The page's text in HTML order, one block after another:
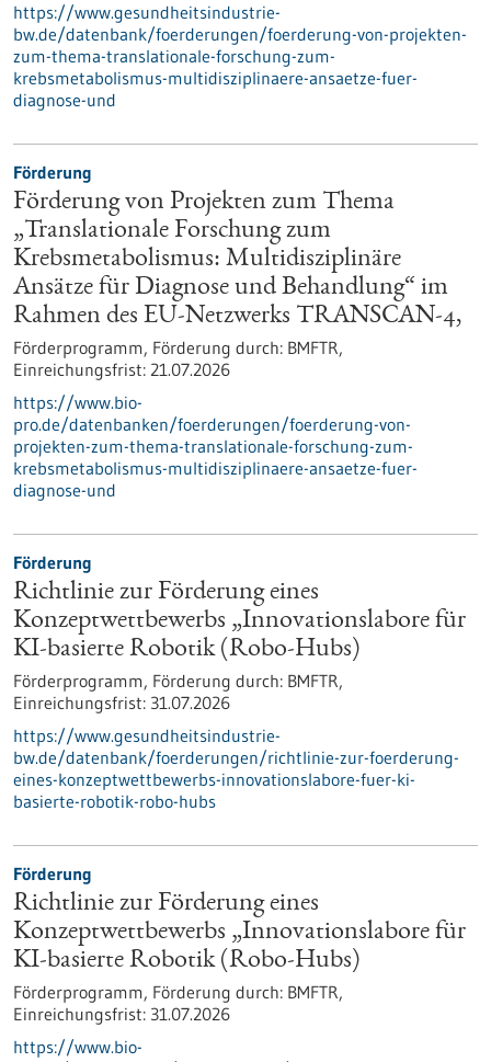
https://www.gesundheitsindustrie-
bw.de/datenbank/foerderungen/foerderung-von-projekten-
zum-thema-translationale-forschung-zum-
krebsmetabolismus-multidisziplinaere-ansaetze-fuer-
diagnose-und
Förderung
Förderung von Projekten zum Thema
„Translationale Forschung zum
Krebsmetabolismus: Multidisziplinäre
Ansätze für Diagnose und Behandlung“ im
Rahmen des EU-Netzwerks TRANSCAN-4,
Förderprogramm, Förderung durch: BMFTR,
Einreichungsfrist: 21.07.2026
https://www.bio-
pro.de/datenbanken/foerderungen/foerderung-von-
projekten-zum-thema-translationale-forschung-zum-
krebsmetabolismus-multidisziplinaere-ansaetze-fuer-
diagnose-und
Förderung
Richtlinie zur Förderung eines
Konzeptwettbewerbs „Innovationslabore für
KI-basierte Robotik (Robo-Hubs)
Förderprogramm, Förderung durch: BMFTR,
Einreichungsfrist: 31.07.2026
https://www.gesundheitsindustrie-
bw.de/datenbank/foerderungen/richtlinie-zur-foerderung-
eines-konzeptwettbewerbs-innovationslabore-fuer-ki-
basierte-robotik-robo-hubs
Förderung
Richtlinie zur Förderung eines
Konzeptwettbewerbs „Innovationslabore für
KI-basierte Robotik (Robo-Hubs)
Förderprogramm, Förderung durch: BMFTR,
Einreichungsfrist: 31.07.2026
https://www.bio-